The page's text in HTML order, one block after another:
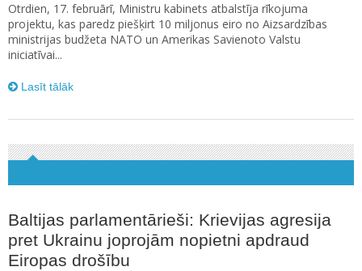
Otrdien, 17. februārī, Ministru kabinets atbalstīja rīkojuma
projektu, kas paredz piešķirt 10 miljonus eiro no Aizsardzības
ministrijas budžeta NATO un Amerikas Savienoto Valstu
iniciatīvai...
Lasīt tālāk
Baltijas parlamentārieši: Krievijas agresija
pret Ukrainu joprojām nopietni apdraud
Eiropas drošību